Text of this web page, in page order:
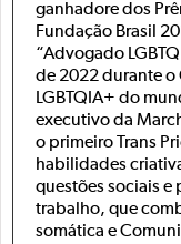
ganhadore dos
Fundação Brasil
“Advogado
de 2022 durante o
LGBTQIA+ do
executivo da
o primeiro Trans
habilidades
questões sociais e
trabalho, que
somática e